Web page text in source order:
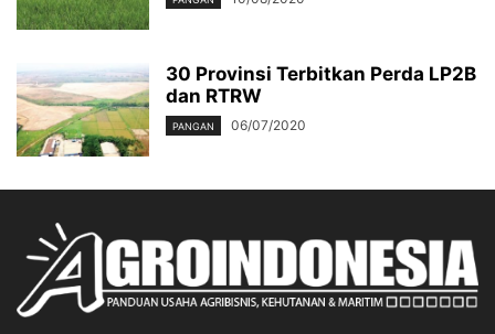
30 Provinsi Terbitkan Perda LP2B
dan RTRW
PANGAN 06/07/2020